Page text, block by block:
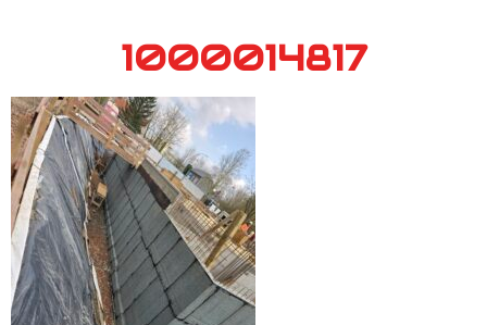
1000014817